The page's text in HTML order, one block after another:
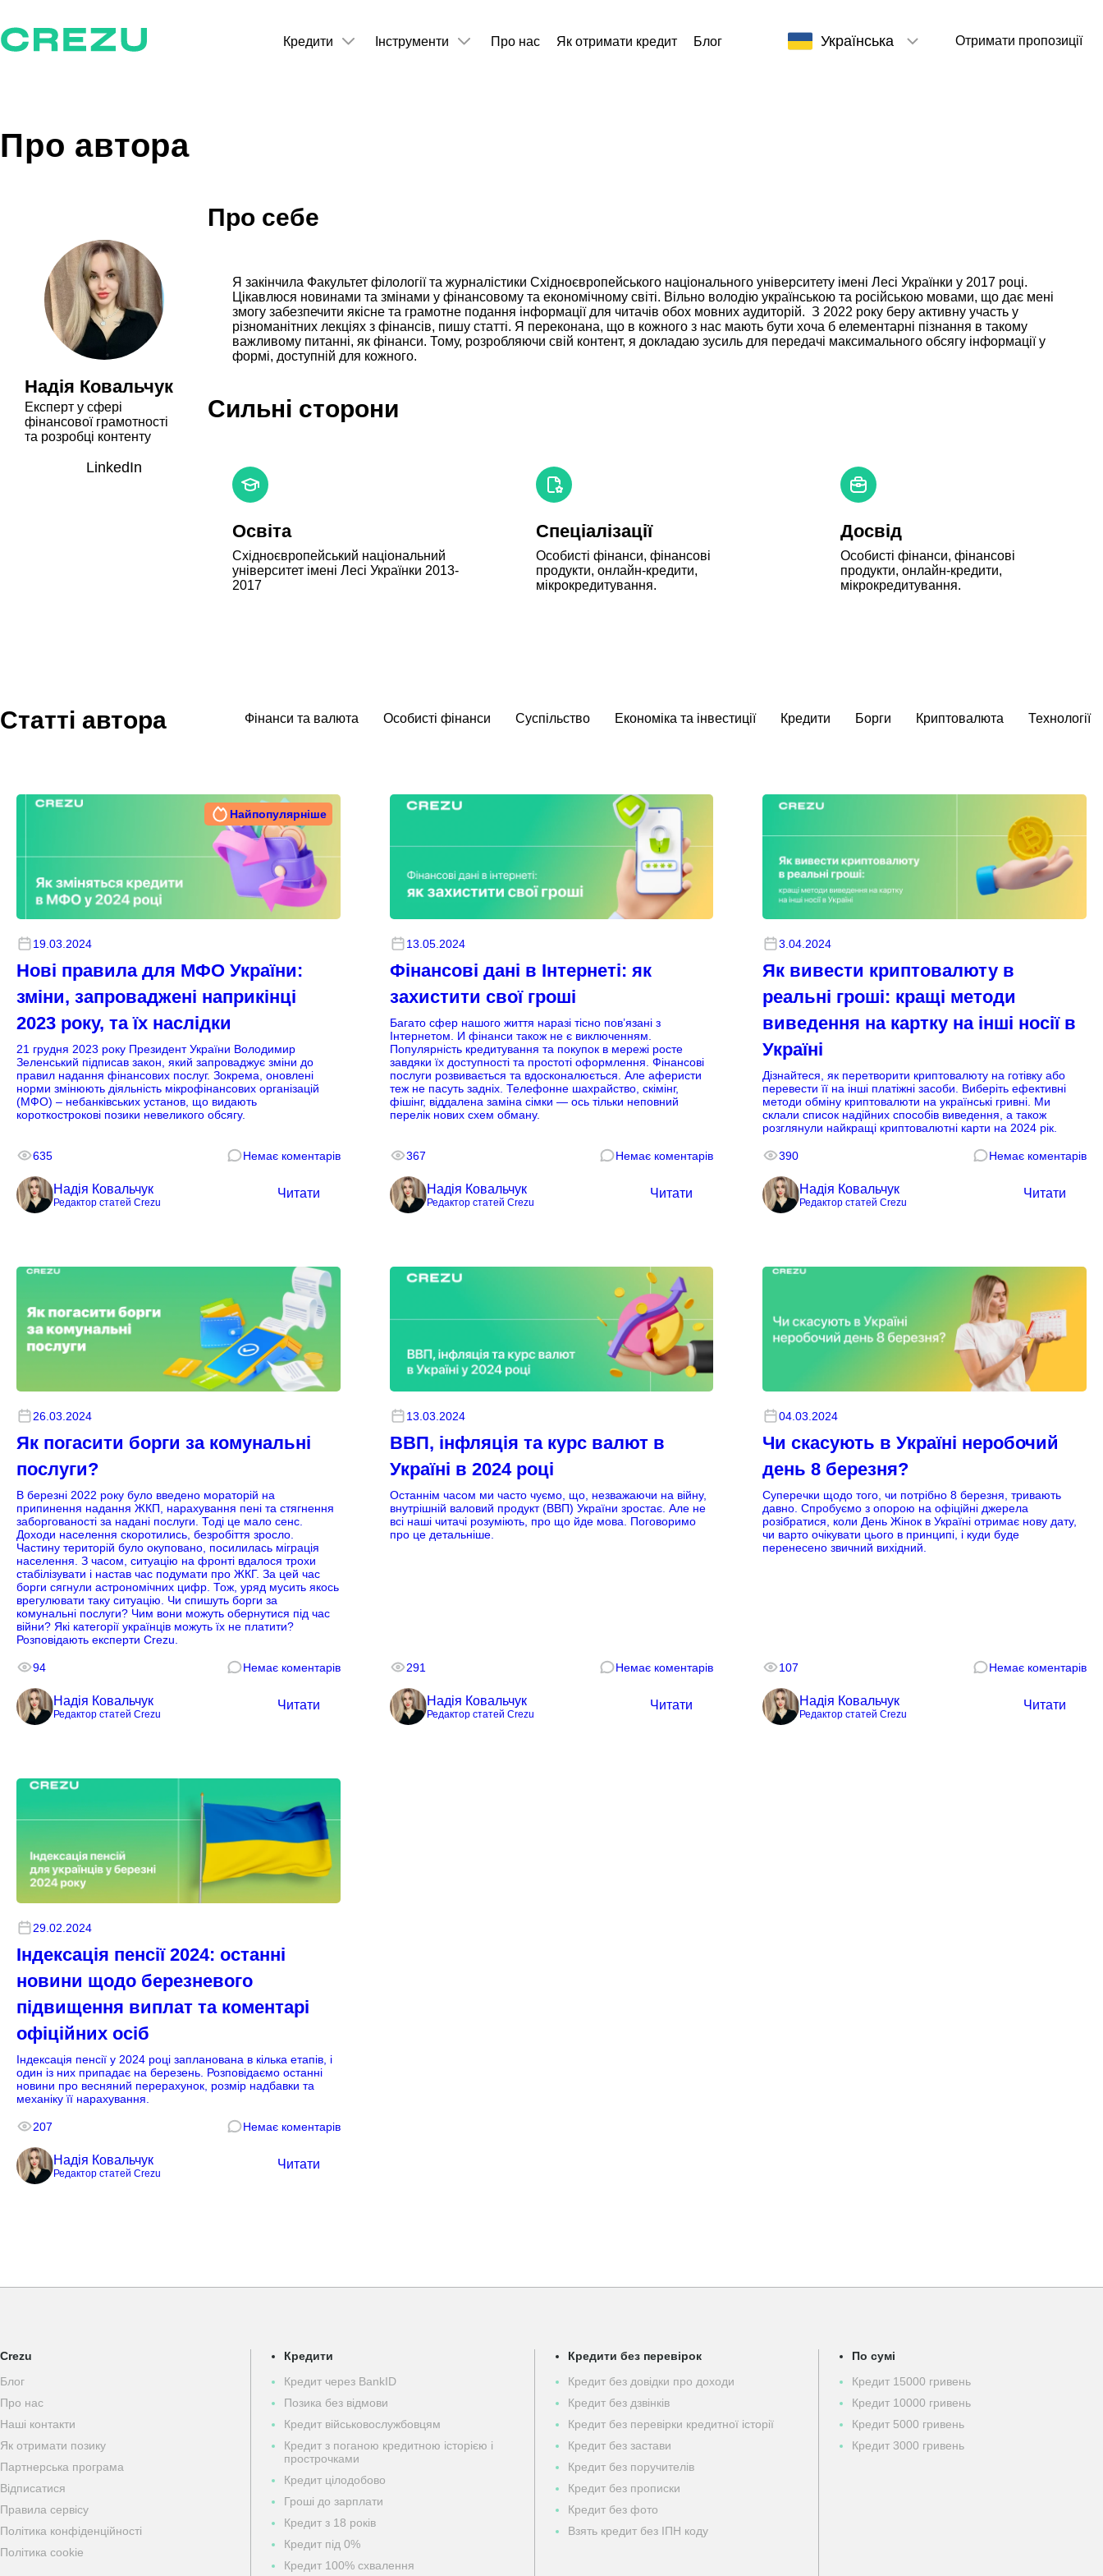
Кредити Інструменти Про нас Як отримати кредит Блог Українська Отримати пропозиції
Про автора
Надія Ковальчук
Експерт у сфері
фінансової грамотності
та розробці контенту
LinkedIn
Про себе
Я закінчила Факультет філології та журналістики Східноєвропейського національного університету імені Лесі Українки у 2017 році.
Цікавлюся новинами та змінами у фінансовому та економічному світі. Вільно володію українською та російською мовами, що дає мені
змогу забезпечити якісне та грамотне подання інформації для читачів обох мовних аудиторій.  З 2022 року беру активну участь у
різноманітних лекціях з фінансів, пишу статті. Я переконана, що в кожного з нас мають бути хоча б елементарні пізнання в такому
важливому питанні, як фінанси. Тому, розробляючи свій контент, я докладаю зусиль для передачі максимального обсягу інформації у
формі, доступній для кожного.
Сильні сторони
Освіта
Східноєвропейський національний
університет імені Лесі Українки 2013-
2017
Спеціалізації
Особисті фінанси, фінансові
продукти, онлайн-кредити,
мікрокредитування.
Досвід
Особисті фінанси, фінансові
продукти, онлайн-кредити,
мікрокредитування.
Статті автора Фінанси та валюта Особисті фінанси Суспільство Економіка та інвестиції Кредити Борги Криптовалюта Технології
Найпопулярніше
19.03.2024
Нові правила для МФО України:
зміни, запроваджені наприкінці
2023 року, та їх наслідки
21 грудня 2023 року Президент України Володимир
Зеленський підписав закон, який запроваджує зміни до
правил надання фінансових послуг. Зокрема, оновлені
норми змінюють діяльність мікрофінансових організацій
(МФО) – небанківських установ, що видають
короткострокові позики невеликого обсягу.
635 Немає коментарів
Надія Ковальчук
Редактор статей Crezu
Читати
13.05.2024
Фінансові дані в Інтернеті: як
захистити свої гроші
Багато сфер нашого життя наразі тісно пов’язані з
Інтернетом. И фінанси також не є виключенням.
Популярність кредитування та покупок в мережі росте
завдяки їх доступності та простоті оформлення. Фінансові
послуги розвивається та вдосконалюється. Але аферисти
теж не пасуть задніх. Телефонне шахрайство, скімінг,
фішінг, віддалена заміна сімки — ось тільки неповний
перелік нових схем обману.
367 Немає коментарів
Надія Ковальчук
Редактор статей Crezu
Читати
3.04.2024
Як вивести криптовалюту в
реальні гроші: кращі методи
виведення на картку на інші носії в
Україні
Дізнайтеся, як перетворити криптовалюту на готівку або
перевести її на інші платіжні засоби. Виберіть ефективні
методи обміну криптовалюти на українські гривні. Ми
склали список надійних способів виведення, а також
розглянули найкращі криптовалютні карти на 2024 рік.
390 Немає коментарів
Надія Ковальчук
Редактор статей Crezu
Читати
26.03.2024
Як погасити борги за комунальні
послуги?
В березні 2022 року було введено мораторій на
припинення надання ЖКП, нарахування пені та стягнення
заборгованості за надані послуги. Тоді це мало сенс.
Доходи населення скоротились, безробіття зросло.
Частину територій було окуповано, посилилась міграція
населення. З часом, ситуацію на фронті вдалося трохи
стабілізувати і настав час подумати про ЖКГ. За цей час
борги сягнули астрономічних цифр. Тож, уряд мусить якось
врегулювати таку ситуацію. Чи спишуть борги за
комунальні послуги? Чим вони можуть обернутися під час
війни? Які категорії українців можуть їх не платити?
Розповідають експерти Crezu.
94 Немає коментарів
Надія Ковальчук
Редактор статей Crezu
Читати
13.03.2024
ВВП, інфляція та курс валют в
Україні в 2024 році
Останнім часом ми часто чуємо, що, незважаючи на війну,
внутрішній валовий продукт (ВВП) України зростає. Але не
всі наші читачі розуміють, про що йде мова. Поговоримо
про це детальніше.
291 Немає коментарів
Надія Ковальчук
Редактор статей Crezu
Читати
04.03.2024
Чи скасують в Україні неробочий
день 8 березня?
Суперечки щодо того, чи потрібно 8 березня, тривають
давно. Спробуємо з опорою на офіційні джерела
розібратися, коли День Жінок в Україні отримає нову дату,
чи варто очікувати цього в принципі, і куди буде
перенесено звичний вихідний.
107 Немає коментарів
Надія Ковальчук
Редактор статей Crezu
Читати
29.02.2024
Індексація пенсії 2024: останні
новини щодо березневого
підвищення виплат та коментарі
офіційних осіб
Індексація пенсії у 2024 році запланована в кілька етапів, і
один із них припадає на березень. Розповідаємо останні
новини про весняний перерахунок, розмір надбавки та
механіку її нарахування.
207 Немає коментарів
Надія Ковальчук
Редактор статей Crezu
Читати
Crezu
Блог
Про нас
Наші контакти
Як отримати позику
Партнерська програма
Відписатися
Правила сервісу
Політика конфіденційності
Політика cookie
Кредити
Кредит через BankID
Позика без відмови
Кредит військовослужбовцям
Кредит з поганою кредитною історією і
прострочками
Кредит цілодобово
Гроші до зарплати
Кредит з 18 років
Кредит під 0%
Кредит 100% схвалення
Кредити без перевірок
Кредит без довідки про доходи
Кредит без дзвінків
Кредит без перевірки кредитної історії
Кредит без застави
Кредит без поручителів
Кредит без прописки
Кредит без фото
Взять кредит без ІПН коду
По сумі
Кредит 15000 гривень
Кредит 10000 гривень
Кредит 5000 гривень
Кредит 3000 гривень